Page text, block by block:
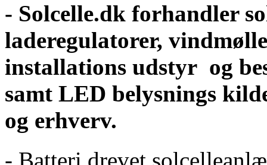
- Solcelle.dk forhandler
laderegulatorer,
installations udstyr og
samt LED belysnings
og erhverv.
- Batteri drevet